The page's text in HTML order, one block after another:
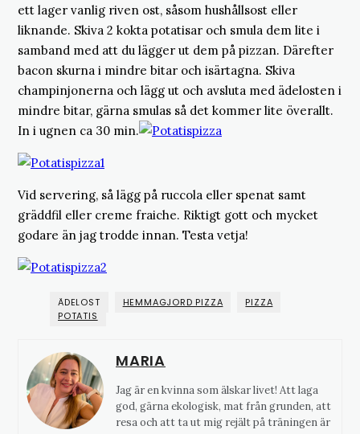
ett lager vanlig riven ost, såsom hushållsost eller
liknande. Skiva 2 kokta potatisar och smula dem lite i
samband med att du lägger ut dem på pizzan. Därefter
bacon skurna i mindre bitar och isärtagna. Skiva
champinjonerna och lägg ut och avsluta med ädelosten i
mindre bitar, gärna smulas så det kommer lite överallt.
In i ugnen ca 30 min.
Vid servering, så lägg på ruccola eller spenat samt
gräddfil eller creme fraiche. Riktigt gott och mycket
godare än jag trodde innan. Testa vetja!
ÄDELOST HEMMAGJORD PIZZA
PIZZA
POTATIS
MARIA
Jag är en kvinna som älskar livet! Att laga
god, gärna ekologisk, mat från grunden, att
resa och att ta ut mig rejält på träningen är